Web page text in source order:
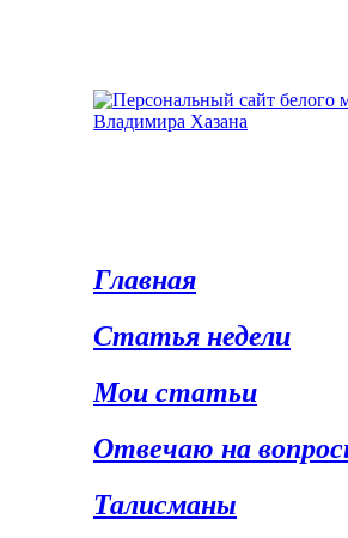
Главная
Статья недели
Мои статьи
Отвечаю на
Талисманы